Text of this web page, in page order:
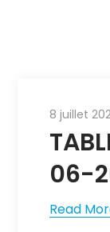
8 juillet
06-
Read